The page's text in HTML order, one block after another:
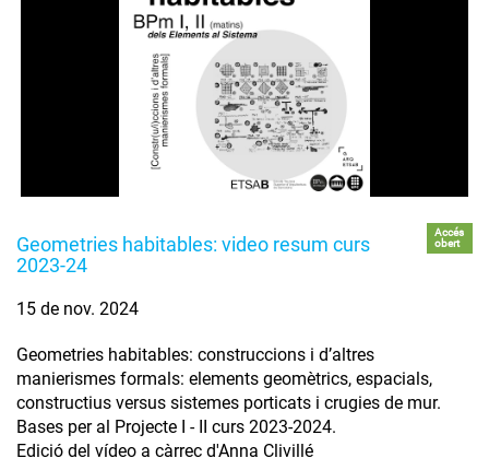
Geometries habitables: video resum curs
2023-24
Accés
obert
15 de nov. 2024
Geometries habitables: construccions i d’altres
manierismes formals: elements geomètrics, espacials,
constructius versus sistemes porticats i crugies de mur.
Bases per al Projecte I - II curs 2023-2024.
Edició del vídeo a càrrec d'Anna Clivillé